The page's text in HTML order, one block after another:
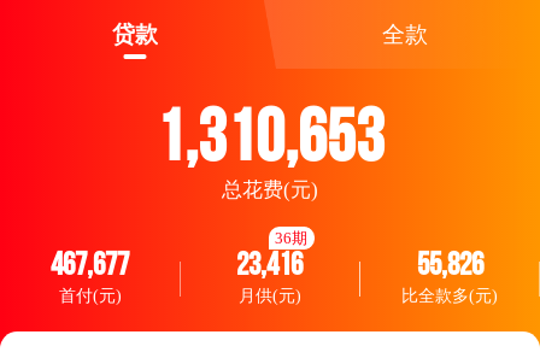
贷款 全款
1,310,653
总花费(元)
467,677
首付(元)
23,416
月供(元)
36期
55,826
比全款多(元)